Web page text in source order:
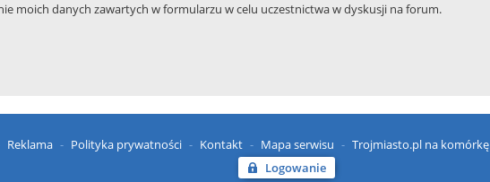
moich danych zawartych w formularzu w celu uczestnictwa w dyskusji na forum.
Reklama Polityka prywatności Kontakt Mapa serwisu Trojmiasto.pl na komórkę
Logowanie